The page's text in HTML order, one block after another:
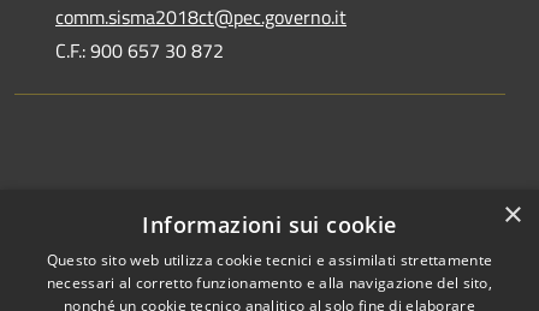
comm.sisma2018ct@pec.governo.it
C.F.: 900 657 30 872
Dichiarazione di accessibilità
×
Informazioni sui cookie
Questo sito web utilizza cookie tecnici e assimilati strettamente
necessari al corretto funzionamento e alla navigazione del sito,
nonché un cookie tecnico analitico al solo fine di elaborare